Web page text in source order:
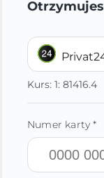
Kurs: 1: 81416.4
Numer karty *